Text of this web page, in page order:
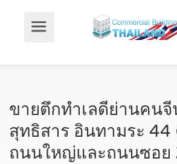
ขายตึกทำเลดีย่านคน
สุทธิสาร อินทามระ 44
ถนนใหญ่และถนนซอย